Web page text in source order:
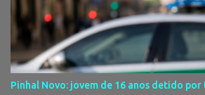
comunitário que sempre distinguiu este
essencial da festa de 1 de Agosto no Pinhal
primeira edição, a White Party continua a
uma pista de dança ao ar livre. É um ponto
gerações, um momento de reencontro
Pinhal Novo: jovem de 16 anos detido